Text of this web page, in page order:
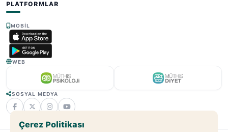
PLATFORMLAR
MOBIL
WEB
SOSYAL MEDYA
Çerez Politikası